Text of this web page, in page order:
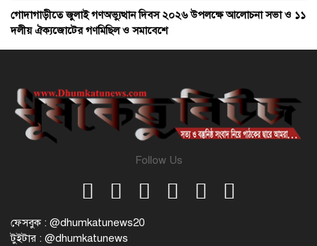
গোদাগাড়ীতে জুলাই গণঅভ্যুত্থান দিবস ২০২৬ উপলক্ষে আলোচনা সভা ও ১১
দলীয় ঐক্যজোটের গণমিছিল ও সমাবেশে
Follow Us
ফেসবুক : @dhumkatunews20
টুইটার : @dhumkatunews